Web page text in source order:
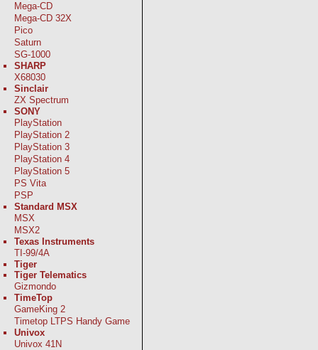
Mega-CD
Mega-CD 32X
Pico
Saturn
SG-1000
SHARP
X68030
Sinclair
ZX Spectrum
SONY
PlayStation
PlayStation 2
PlayStation 3
PlayStation 4
PlayStation 5
PS Vita
PSP
Standard MSX
MSX
MSX2
Texas Instruments
TI-99/4A
Tiger
Tiger Telematics
Gizmondo
TimeTop
GameKing 2
Timetop LTPS Handy Game
Univox
Univox 41N